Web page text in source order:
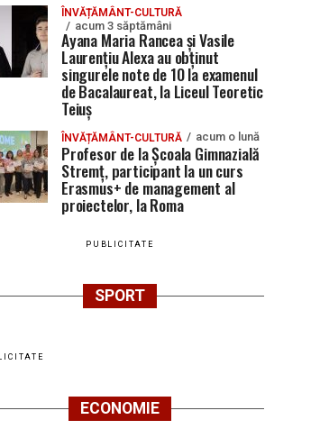
ÎNVĂȚĂMÂNT-CULTURĂ
acum 3 săptămâni
Ayana Maria Rancea și Vasile
Laurențiu Alexa au obținut
singurele note de 10 la examenul
de Bacalaureat, la Liceul Teoretic
Teiuș
ÎNVĂȚĂMÂNT-CULTURĂ acum o lună
Profesor de la Școala Gimnazială
Stremț, participant la un curs
Erasmus+ de management al
proiectelor, la Roma
PUBLICITATE
SPORT
ECONOMIE